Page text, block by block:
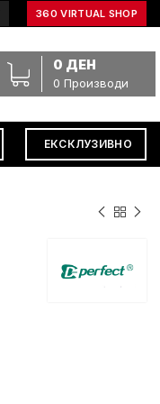
360 VIRTUAL SHOP
0 Производи
0 ДЕН
ЕКСКЛУЗИВНО